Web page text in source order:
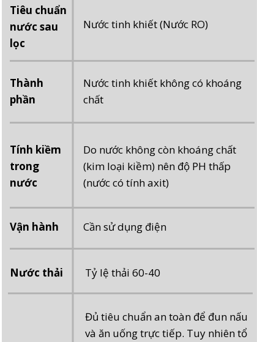
Tiêu chuẩn
nước sau
lọc
Nước tinh khiết (Nước RO)
Thành
phần
Nước tinh khiết không có khoáng
chất
Tính kiềm
trong
nước
Do nước không còn khoáng chất
(kim loại kiềm) nên độ PH thấp
(nước có tính axit)
Vận hành Cần sử dụng điện
Nước thải Tỷ lệ thải 60-40
Đủ tiêu chuẩn an toàn để đun nấu
và ăn uống trực tiếp. Tuy nhiên tổ